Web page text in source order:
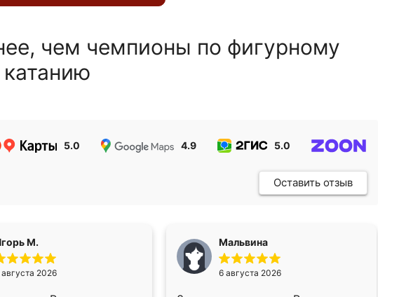
чем чемпионы по фигурному
катанию
5.0 4.9 5.0
Оставить отзыв
М.
августа 2026
Мальвина
6 августа 2026